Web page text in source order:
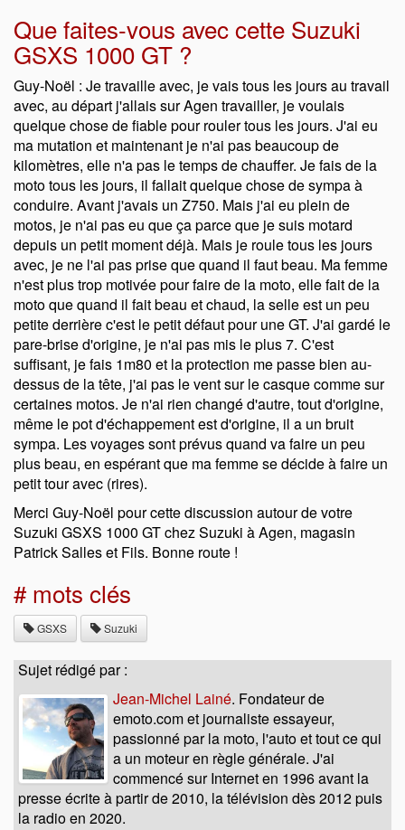
Que faites-vous avec cette Suzuki
GSXS 1000 GT ?
Guy-Noël : Je travaille avec, je vais tous les jours au travail
avec, au départ j'allais sur Agen travailler, je voulais
quelque chose de fiable pour rouler tous les jours. J'ai eu
ma mutation et maintenant je n'ai pas beaucoup de
kilomètres, elle n'a pas le temps de chauffer. Je fais de la
moto tous les jours, il fallait quelque chose de sympa à
conduire. Avant j'avais un Z750. Mais j'ai eu plein de
motos, je n'ai pas eu que ça parce que je suis motard
depuis un petit moment déjà. Mais je roule tous les jours
avec, je ne l'ai pas prise que quand il faut beau. Ma femme
n'est plus trop motivée pour faire de la moto, elle fait de la
moto que quand il fait beau et chaud, la selle est un peu
petite derrière c'est le petit défaut pour une GT. J'ai gardé le
pare-brise d'origine, je n'ai pas mis le plus 7. C'est
suffisant, je fais 1m80 et la protection me passe bien au-
dessus de la tête, j'ai pas le vent sur le casque comme sur
certaines motos. Je n'ai rien changé d'autre, tout d'origine,
même le pot d'échappement est d'origine, il a un bruit
sympa. Les voyages sont prévus quand va faire un peu
plus beau, en espérant que ma femme se décide à faire un
petit tour avec (rires).
Merci Guy-Noël pour cette discussion autour de votre
Suzuki GSXS 1000 GT chez Suzuki à Agen, magasin
Patrick Salles et Fils. Bonne route !
# mots clés
GSXS Suzuki
Sujet rédigé par :
Jean-Michel Lainé. Fondateur de
emoto.com et journaliste essayeur,
passionné par la moto, l'auto et tout ce qui
a un moteur en règle générale. J'ai
commencé sur Internet en 1996 avant la
presse écrite à partir de 2010, la télévision dès 2012 puis
la radio en 2020.